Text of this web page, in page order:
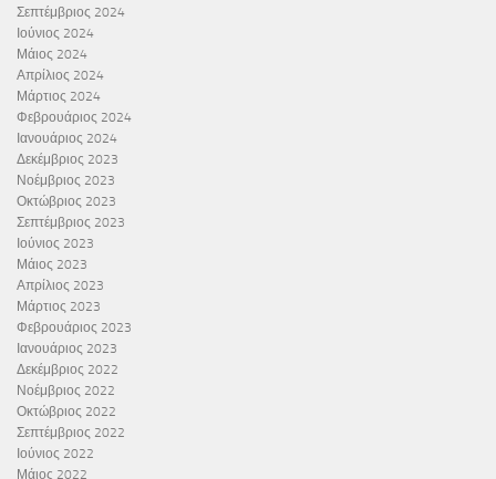
Σεπτέμβριος 2024
Ιούνιος 2024
Μάιος 2024
Απρίλιος 2024
Μάρτιος 2024
Φεβρουάριος 2024
Ιανουάριος 2024
Δεκέμβριος 2023
Νοέμβριος 2023
Οκτώβριος 2023
Σεπτέμβριος 2023
Ιούνιος 2023
Μάιος 2023
Απρίλιος 2023
Μάρτιος 2023
Φεβρουάριος 2023
Ιανουάριος 2023
Δεκέμβριος 2022
Νοέμβριος 2022
Οκτώβριος 2022
Σεπτέμβριος 2022
Ιούνιος 2022
Μάιος 2022